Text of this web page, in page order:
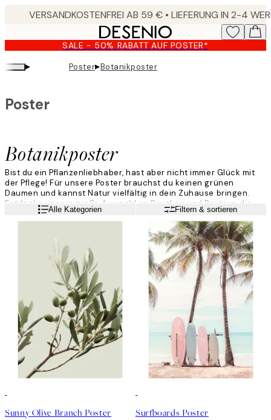
content.
SALE - 50% RABATT AUF POSTER*
▸ Poster▸Botanikposter
Botanikposter
Poster
Bist du ein Pflanzenliebhaber, hast aber nicht immer Glück mit
der Pflege! Für unsere Poster brauchst du keinen grünen
Daumen und kannst Natur vielfältig in dein Zuhause bringen.
Entdecke unsere große Auswahl an Drucken und Postern, die
alles von Palmen, über Kakteen bis zu romantischen Blüten
abdeckt. Garantiert pflegefrei!
WeiterlesenAlle Kategorien Filtern & sortieren
Sunny Olive Branch Poster Surfboards Poster